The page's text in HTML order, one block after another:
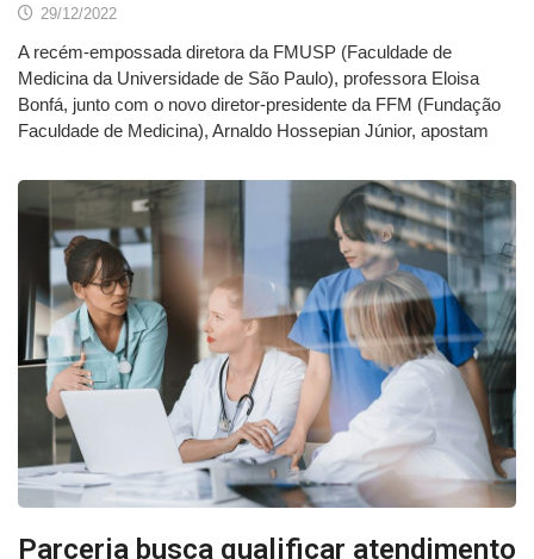
29/12/2022
A recém-empossada diretora da FMUSP (Faculdade de
Medicina da Universidade de São Paulo), professora Eloisa
Bonfá, junto com o novo diretor-presidente da FFM (Fundação
Faculdade de Medicina), Arnaldo Hossepian Júnior, apostam
Parceria busca qualificar atendimento